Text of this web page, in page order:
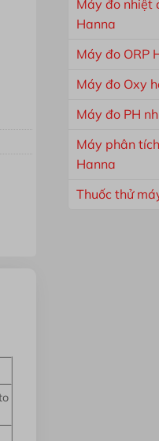
Máy đo nhiệt
Hanna
Máy đo ORP
Máy đo Oxy
Máy đo PH
Máy phân
Hanna
Thuốc thử